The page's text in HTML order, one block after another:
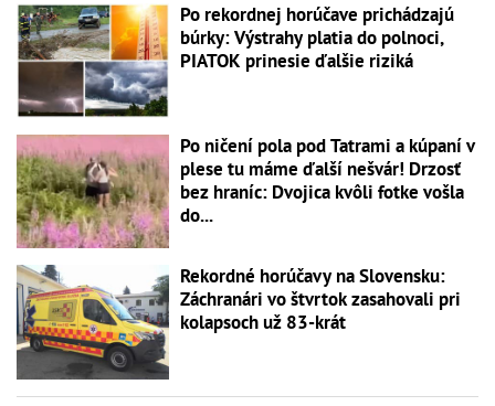
Po rekordnej horúčave prichádzajú
búrky: Výstrahy platia do polnoci,
PIATOK prinesie ďalšie riziká
Po ničení pola pod Tatrami a kúpaní v
plese tu máme ďalší nešvár! Drzosť
bez hraníc: Dvojica kvôli fotke vošla
do...
Rekordné horúčavy na Slovensku:
Záchranári vo štvrtok zasahovali pri
kolapsoch už 83-krát